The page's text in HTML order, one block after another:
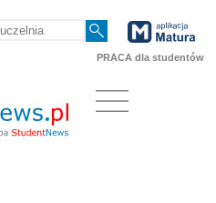
PRACA dla studentów